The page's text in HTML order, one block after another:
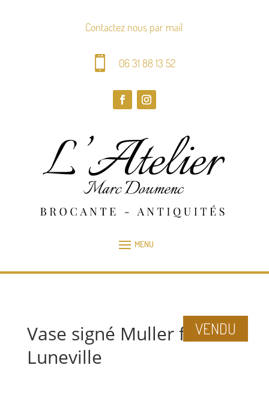
Contactez nous par mail
 06 31 88 13 52
Vase signé Muller frères
Luneville
VENDU